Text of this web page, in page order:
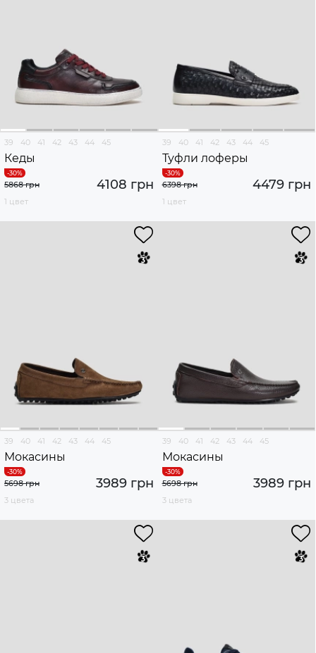
39 40 41 42 43 44 45
Кеды
4108 грн
5868 грн
1 цвет
39 40 41 42 43 44 45
Туфли лоферы
4479 грн
6398 грн
1 цвет
39 40 41 42 43 44 45
Мокасины
3989 грн
5698 грн
3 цвета
39 40 41 42 43 44 45
Мокасины
3989 грн
5698 грн
3 цвета